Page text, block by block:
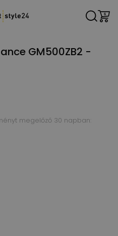
GM500ZB2 -
megelőző 30 napban: